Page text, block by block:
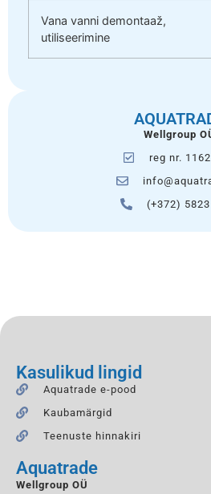
Vana vanni demontaaž,
utiliseerimine
Wellgroup
reg nr.
(+372)
Kasulikud lingid
Aquatrade e-pood
Kaubamärgid
Teenuste hinnakiri
Aquatrade
Wellgroup OÜ